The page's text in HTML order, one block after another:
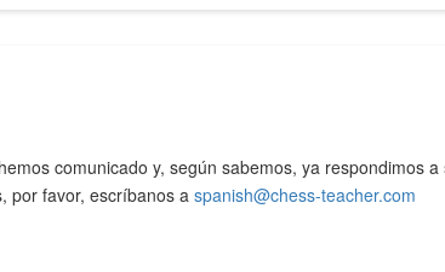
comunicado y, según sabemos, ya respondimos a
por favor, escríbanos a spanish@chess-teacher.com